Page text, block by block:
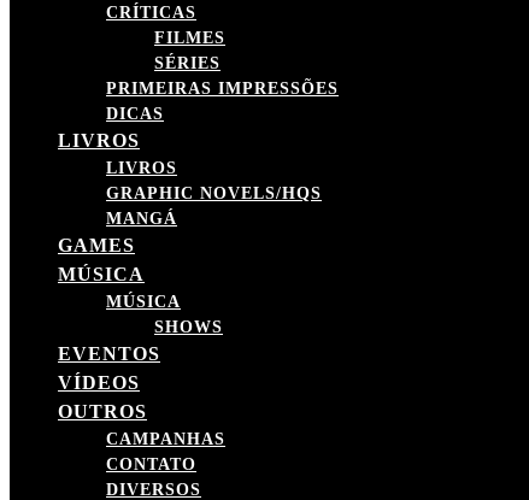
CRÍTICAS
FILMES
SÉRIES
PRIMEIRAS IMPRESSÕES
DICAS
LIVROS
LIVROS
GRAPHIC NOVELS/HQS
MANGÁ
GAMES
MÚSICA
MÚSICA
SHOWS
EVENTOS
VÍDEOS
OUTROS
CAMPANHAS
CONTATO
DIVERSOS